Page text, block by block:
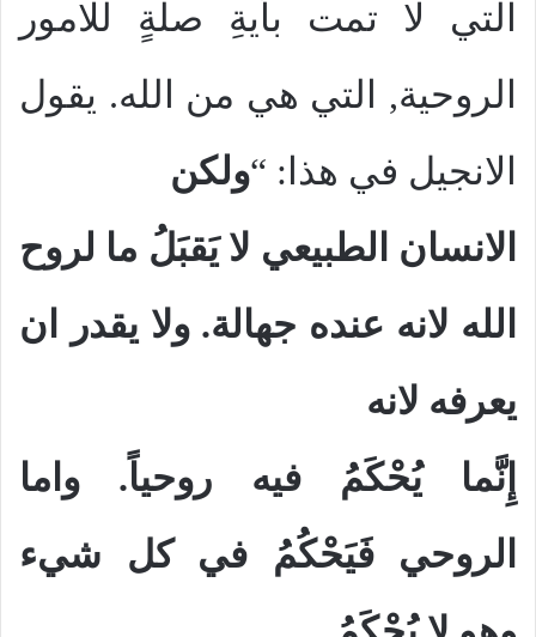
التي لا تمت بأيةِ صلةٍ للامور
الروحية, التي هي من الله. يقول
الانجيل في هذا: “ولكن
الانسان الطبيعي لا يَقبَلُ ما لروح
الله لانه عنده جهالة. ولا يقدر ان
يعرفه لانه
إِنَّما يُحْكَمُ فيه روحياً. واما
الروحي فَيَحْكُمُ في كل شيء